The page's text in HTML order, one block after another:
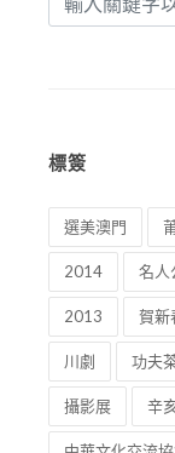
標簽
選美澳門
2014 名人
2013 賀新
川劇 功夫
攝影展 辛
中華文化交流